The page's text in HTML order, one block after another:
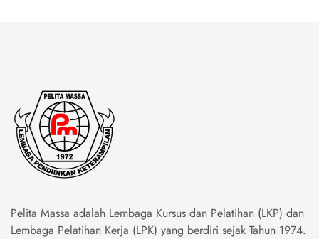
Pelita Massa adalah Lembaga Kursus dan Pelatihan (LKP) dan
Lembaga Pelatihan Kerja (LPK) yang berdiri sejak Tahun 1974.